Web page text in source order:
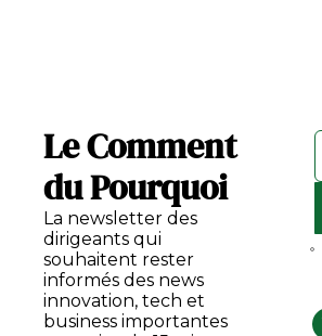
Le Comment
du Pourquoi
La newsletter des
dirigeants qui
souhaitent rester
informés des news
innovation, tech et
business importantes